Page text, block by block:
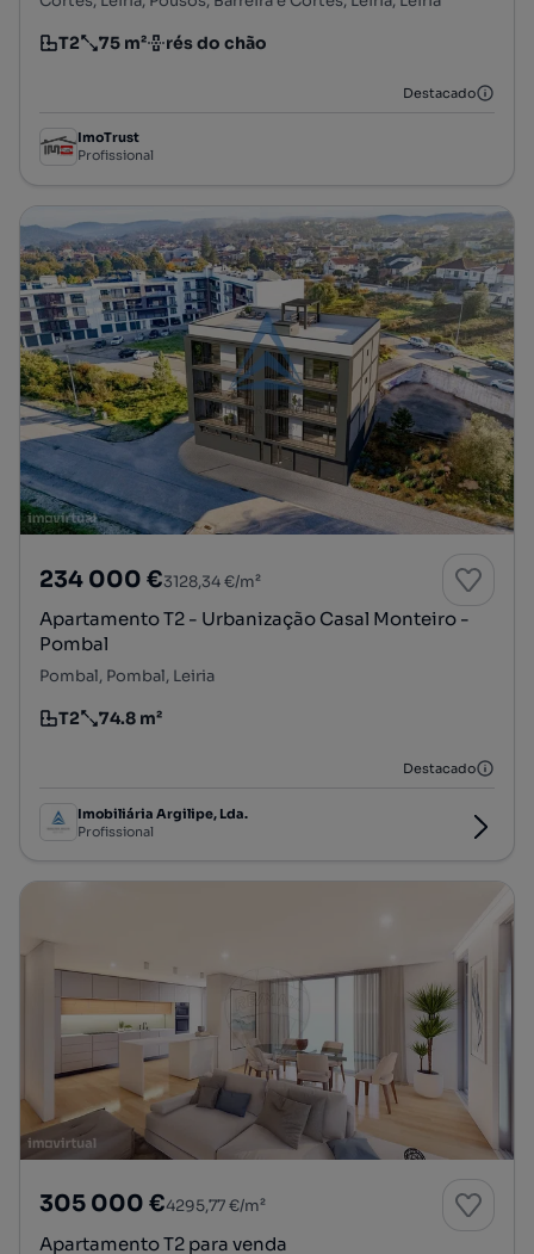
Tipologia
T2
Preço por metro quadrado
75 m²
Andar rés do chão
Destacado
ImoTrust
Profissional
234 000 €3128,34 €/m²
Apartamento T2 - Urbanização Casal Monteiro -
Pombal
Pombal, Pombal, Leiria
Tipologia
T2
Preço por metro quadrado
74.8 m²
Destacado
Imobiliária Argilipe, Lda.
Profissional
305 000 €4295,77 €/m²
Apartamento T2 para venda